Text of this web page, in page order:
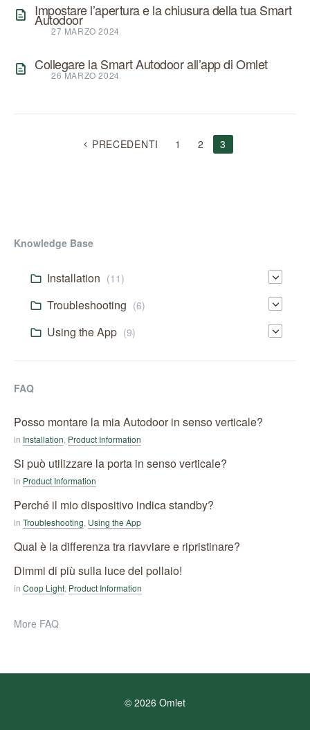
Impostare l’apertura e la chiusura della tua Smart
Autodoor
27 MARZO 2024
Collegare la Smart Autodoor all’app di Omlet
26 MARZO 2024
NAVIGAZIONEPRECEDENTI 1 2 3
Knowledge Base
Installation (11)
Troubleshooting (6)
Using the App (9)
FAQ
Posso montare la mia Autodoor in senso verticale?
in Installation, Product Information
Si può utilizzare la porta in senso verticale?
in Product Information
Perché il mio dispositivo indica standby?
in Troubleshooting, Using the App
Qual è la differenza tra riavviare e ripristinare?
Dimmi di più sulla luce del pollaio!
in Coop Light, Product Information
More FAQ
© 2026 Omlet